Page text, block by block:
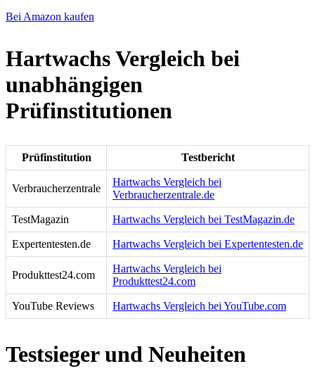
Bei Amazon kaufen
Hartwachs Vergleich bei
unabhängigen
Prüfinstitutionen
Prüfinstitution Testbericht
Verbraucherzentrale
Hartwachs Vergleich bei
Verbraucherzentrale.de
TestMagazin Hartwachs Vergleich bei TestMagazin.de
Expertentesten.de Hartwachs Vergleich bei Expertentesten.de
Produkttest24.com
Hartwachs Vergleich bei
Produkttest24.com
YouTube Reviews Hartwachs Vergleich bei YouTube.com
Testsieger und Neuheiten